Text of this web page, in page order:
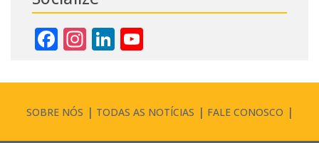
Facebook
Instagram
LinkedIn
SOBRE NÓS TODAS AS NOTÍCIAS FALE CONOSCO